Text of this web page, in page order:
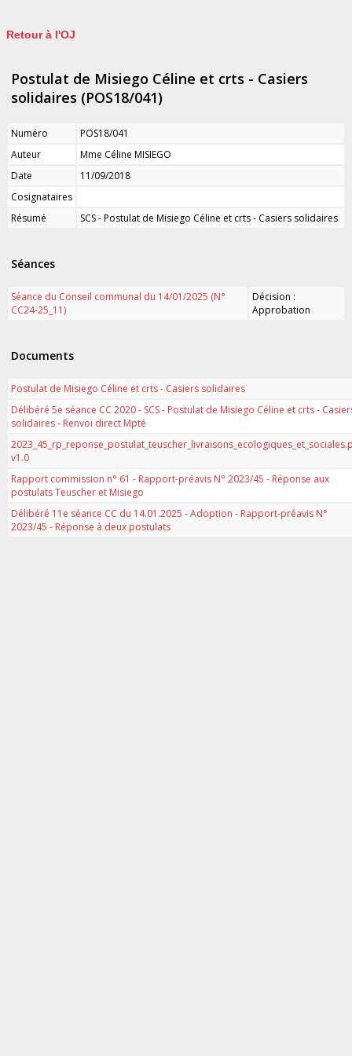
Retour à l'OJ
Postulat de Misiego Céline et crts - Casiers
solidaires (POS18/041)
Numéro
POS18/041
Auteur
Mme Céline MISIEGO
Date
11/09/2018
Cosignataires
Résumé
SCS - Postulat de Misiego Céline et crts - Casiers solidaires
Séances
Séance du Conseil communal du 14/01/2025 (N°
CC24-25_11)
Décision :
Approbation
Documents
Postulat de Misiego Céline et crts - Casiers solidaires
Délibéré 5e séance CC 2020 - SCS - Postulat de Misiego Céline et crts -
solidaires - Renvoi direct Mpté
v1.0
Rapport commission n° 61 - Rapport-préavis N° 2023/45 - Réponse aux
postulats Teuscher et Misiego
Délibéré 11e séance CC du 14.01.2025 - Adoption - Rapport-préavis N°
2023/45 - Réponse à deux postulats